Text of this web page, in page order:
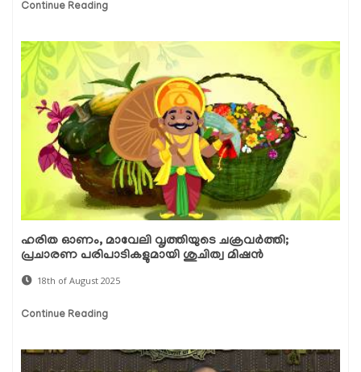
Continue Reading
ഹരിത ഓണം, മാവേലി വൃത്തിയുടെ ചക്രവർത്തി;
പ്രചാരണ പരിപാടികളുമായി ശുചിത്വ മിഷൻ
18th of August 2025
Continue Reading